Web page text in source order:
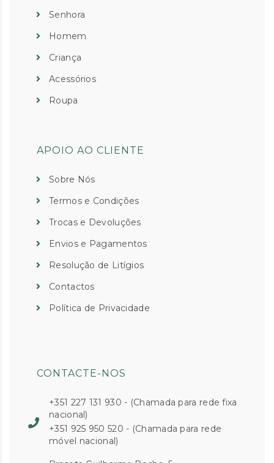
Senhora
Homem
Criança
Acessórios
Roupa
APOIO AO CLIENTE
Sobre Nós
Termos e Condições
Trocas e Devoluções
Envios e Pagamentos
Resolução de Litígios
Contactos
Política de Privacidade
CONTACTE-NOS
+351 227 131 930 - (Chamada para rede fixa
nacional)
+351 925 950 520 - (Chamada para rede
móvel nacional)